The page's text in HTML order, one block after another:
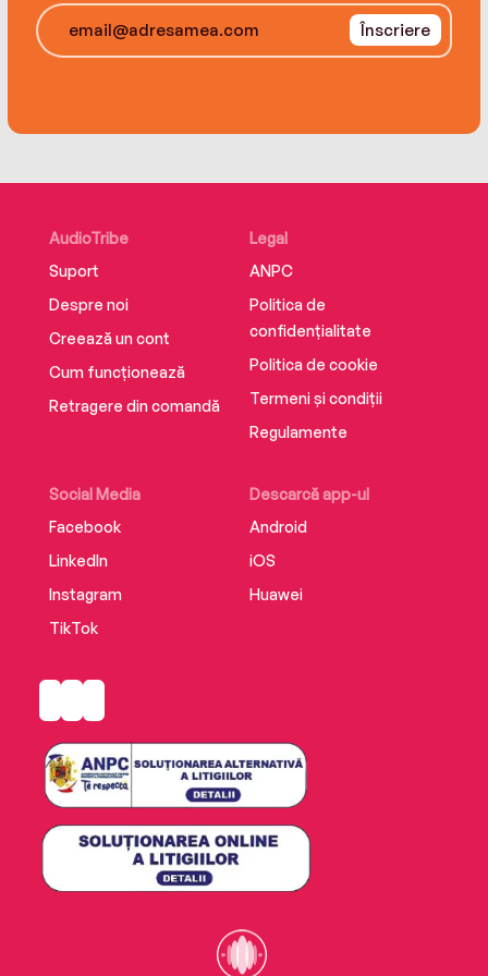
Înscriere
AudioTribe
Suport
Despre noi
Creează un cont
Cum funcționează
Retragere din comandă
Social Media
Facebook
LinkedIn
Instagram
TikTok
Descarcă app-ul
Android
iOS
Huawei
Legal
ANPC
Politica de
confidențialitate
Politica de cookie
Termeni și condiții
Regulamente